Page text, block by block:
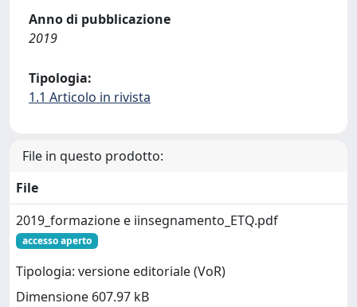
Anno di pubblicazione
2019
Tipologia:
1.1 Articolo in rivista
File in questo prodotto:
File
2019_formazione e iinsegnamento_ETQ.pdf
accesso aperto
Tipologia: versione editoriale (VoR)
Dimensione 607.97 kB